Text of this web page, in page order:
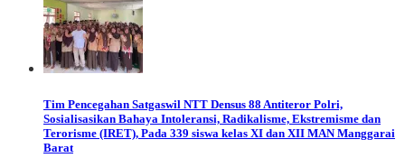
Tim Pencegahan Satgaswil NTT Densus 88 Antiteror Polri,
Sosialisasikan Bahaya Intoleransi, Radikalisme, Ekstremisme dan
Terorisme (IRET), Pada 339 siswa kelas XI dan XII MAN Manggarai
Barat